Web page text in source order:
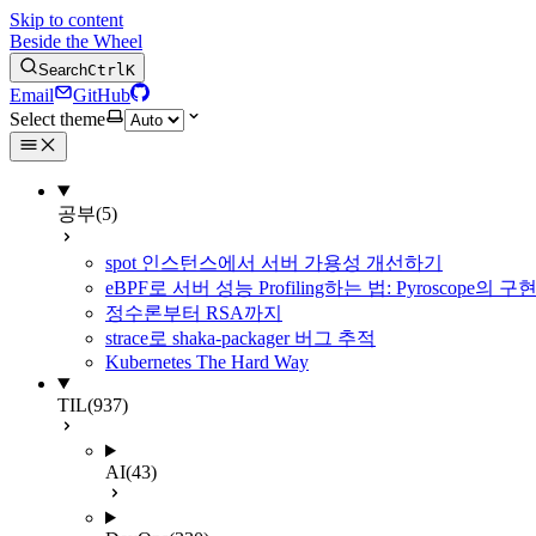
Skip to content
Beside the Wheel
SearchCtrlK
Email
GitHub
Select theme
공부(5)
spot 인스턴스에서 서버 가용성 개선하기
eBPF로 서버 성능 Profiling하는 법: Pyroscope의 구
정수론부터 RSA까지
strace로 shaka-packager 버그 추적
Kubernetes The Hard Way
TIL(937)
AI(43)